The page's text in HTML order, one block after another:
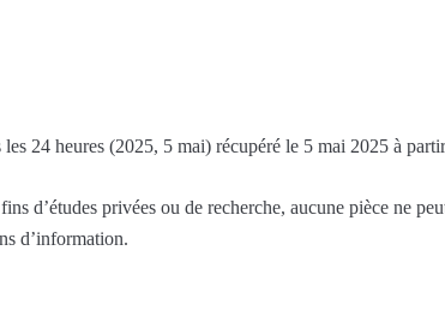
24 heures (2025, 5 mai) récupéré le 5 mai 2025 à
d’études privées ou de recherche, aucune pièce ne
d’information.